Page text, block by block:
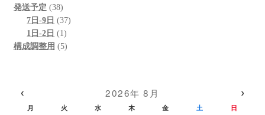
個
の
商
品
発送予定 3838
個
の
商
7日-9日 3737
1日-2日 11
個
構成調整用 55
‹ 2026年 8月 ›
月 火 水 木 金 土 日